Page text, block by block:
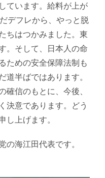
ています。給料が上が
デフレから、やっと脱
ちはつかみました。東
。そして、日本人の命
ための安全保障法制も
道半ばではあります。
確信のもとに、今後、
決意であります。どう
し上げます。
の海江田代表です。